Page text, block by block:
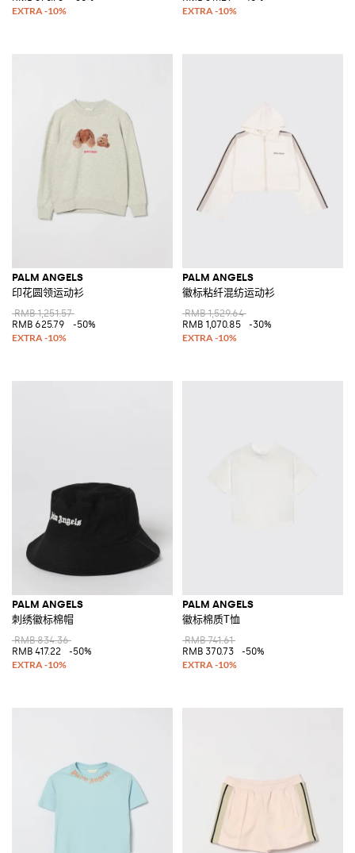
PALM ANGELS
印花圆领运动衫
RMB 1,251.57
RMB 625.79
-50%
PALM ANGELS
徽标粘纤混纺运动衫
RMB 1,529.64
RMB 1,070.85
-30%
PALM ANGELS
刺绣徽标棉帽
RMB 834.36
RMB 417.22
-50%
PALM ANGELS
徽标棉质T恤
RMB 741.61
RMB 370.73
-50%